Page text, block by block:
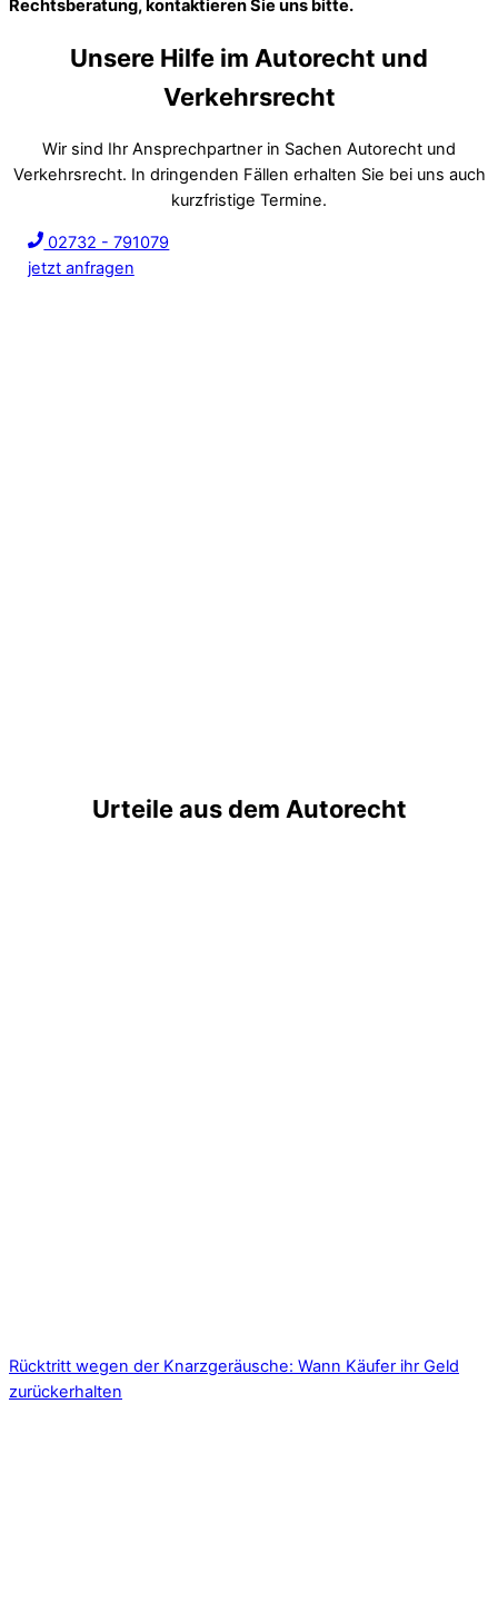
Rechtsberatung, kontaktieren Sie uns bitte.
Unsere Hilfe im Autorecht und
Verkehrsrecht
Wir sind Ihr Ansprechpartner in Sachen Autorecht und
Verkehrsrecht. In dringenden Fällen erhalten Sie bei uns auch
kurzfristige Termine.
02732 - 791079
jetzt anfragen
Urteile aus dem Autorecht
Rücktritt wegen der Knarzgeräusche: Wann Käufer ihr Geld
zurückerhalten